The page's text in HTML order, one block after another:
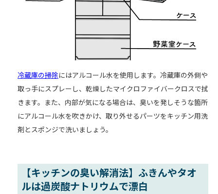
冷蔵庫の掃除にはアルコール水を使用します。冷蔵庫の外側や
取っ手にスプレーし、乾燥したマイクロファイバークロスで拭
きます。また、内部が気になる場合は、臭いを発しそうな箇所
にアルコール水を吹きかけ、取り外せるパーツをキッチン用洗
剤とスポンジで洗いましょう。
【キッチンの臭い解消法】ふきんやタオ
ルは過炭酸ナトリウムで漂白